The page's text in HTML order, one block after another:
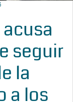
seguir
la
a los